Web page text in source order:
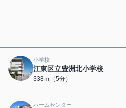
小学校
江東区立豊洲北小学校
338ｍ（5分）
ホームセンター